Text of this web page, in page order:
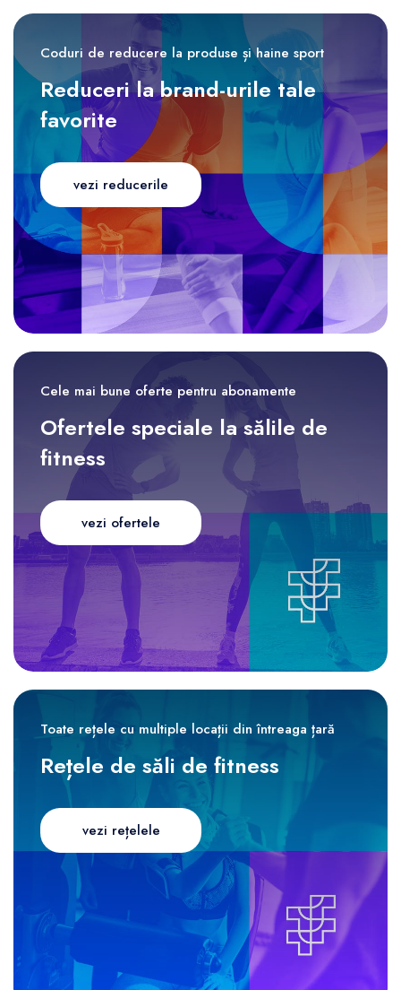
Coduri de reducere la produse și haine sport
Reduceri la brand-urile tale
favorite
vezi reducerile
Cele mai bune oferte pentru abonamente
Ofertele speciale la sălile de
fitness
vezi ofertele
Toate rețele cu multiple locații din întreaga țară
Rețele de săli de fitness
vezi rețelele